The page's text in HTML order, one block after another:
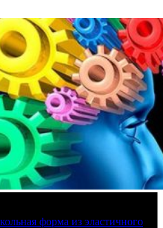
форма из эластичного